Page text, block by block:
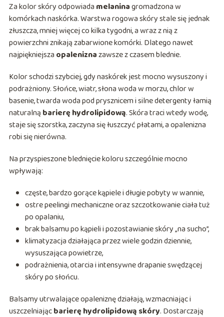
Za kolor skóry odpowiada melaninagromadzona w
komórkach naskórka. Warstwa rogowa skóry stale się jednak
złuszcza, mniej więcej co kilka tygodni, a wraz z nią z
powierzchni znikają zabarwione komórki. Dlatego nawet
najpiękniejsza opaleniznazawsze z czasem blednie.
Kolor schodzi szybciej, gdy naskórek jest mocno wysuszony i
podrażniony. Słońce, wiatr, słona woda w morzu, chlor w
basenie, twarda woda pod prysznicem i silne detergenty łamią
naturalną barierę hydrolipidową. Skóra traci wtedy wodę,
staje się szorstka, zaczyna się łuszczyć płatami, a opalenizna
robi się nierówna.
Na przyspieszone blednięcie koloru szczególnie mocno
wpływają:
częste, bardzo gorące kąpiele i długie pobyty w wannie,
ostre peelingi mechaniczne oraz szczotkowanie ciała tuż
po opalaniu,
brak balsamu po kąpieli i pozostawianie skóry „na sucho”,
klimatyzacja działająca przez wiele godzin dziennie,
wysuszająca powietrze,
podrażnienia, otarcia i intensywne drapanie swędzącej
skóry po słońcu.
Balsamy utrwalające opaleniznę działają, wzmacniając i
uszczelniającbarierę hydrolipidową skóry. Dostarczają